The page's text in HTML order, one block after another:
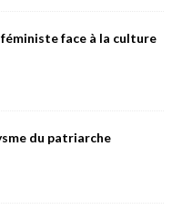
face à la culture
du patriarche